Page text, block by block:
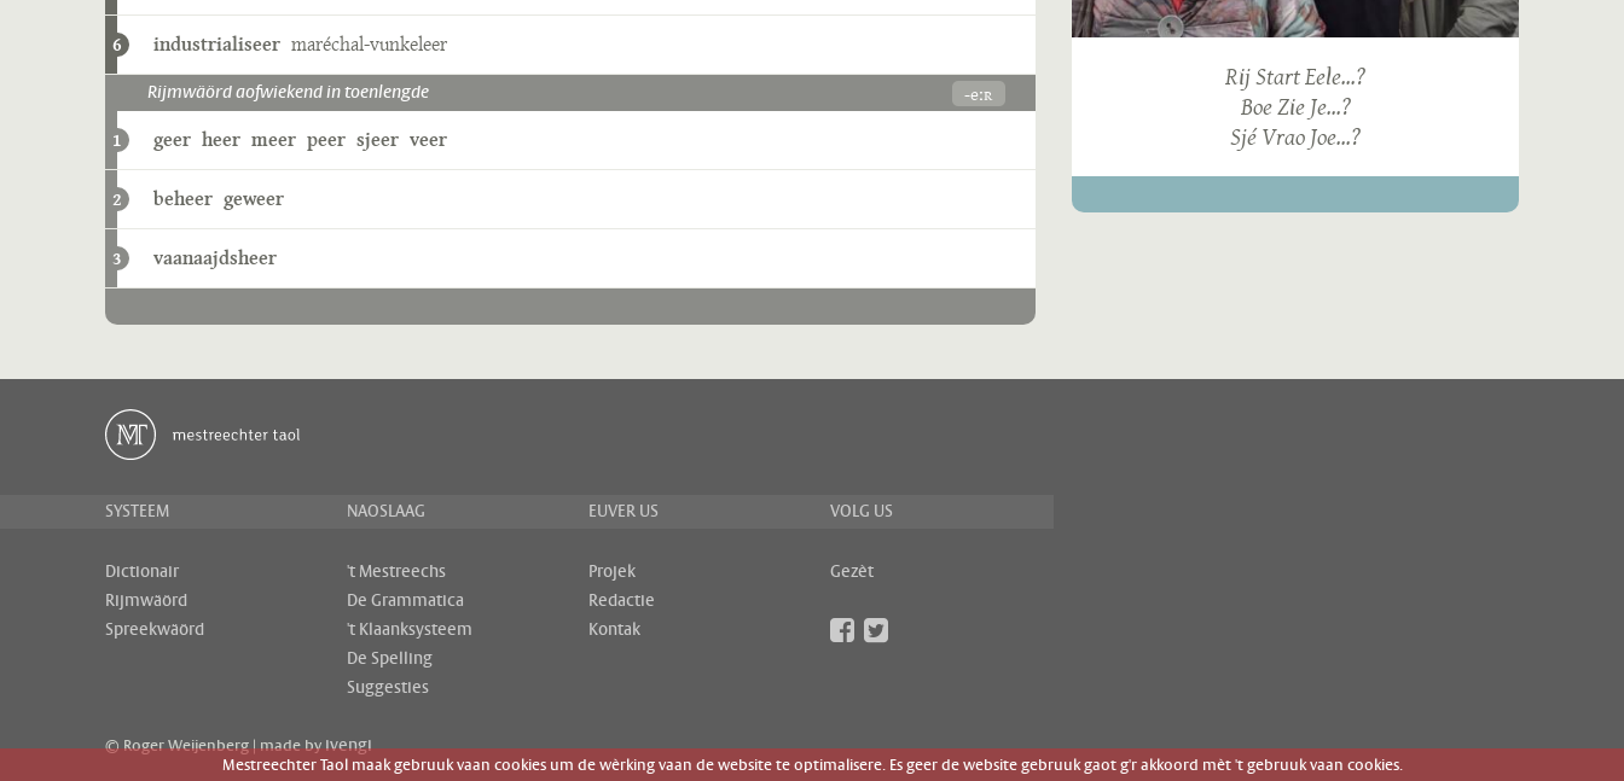
6 industrialiseer maréchal-vunkeleer
Rijmwäörd aofwiekend in toenlengde -eːʀ
1 geer heer meer peer sjeer veer
2 beheer geweer
3 vaanaajdsheer
Rij Start Eele...?
Boe Zie Je...?
Sjé Vrao Joe...?
SYSTEEM
Dictionair
Rijmwäörd
Spreekwäörd
NAOSLAAG
't Mestreechs
De Grammatica
't Klaanksysteem
De Spelling
Suggesties
EUVER US
Projek
Redactie
Kontak
VOLG US
Gezèt
© Roger Weijenberg | made byivengi
Mestreechter Taol maak gebruuk vaan cookies um de wèrking vaan de website te optimalisere. Es geer de website gebruuk gaot g'r akkoord mèt 't gebruuk vaan cookies.